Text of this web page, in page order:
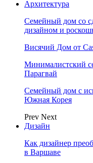
Архитектура
Семейный дом со
дизайном и
Висячий Дом от
Минималистский
Парагвай
Семейный дом с
Южная Корея
Prev Next
Дизайн
Как дизайнер
в Варшаве